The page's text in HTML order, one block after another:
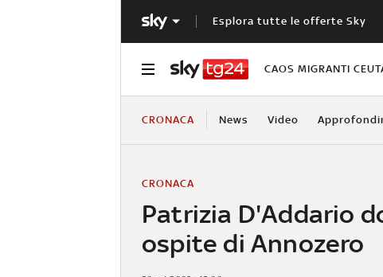
Esplora tutte le offerte Sky
CAOS MIGRANTI
CRONACA News Video
Patrizia D'Addario
ospite di Annozero
CRONACA